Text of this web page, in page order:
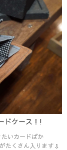
ドケース！!
いカードばか